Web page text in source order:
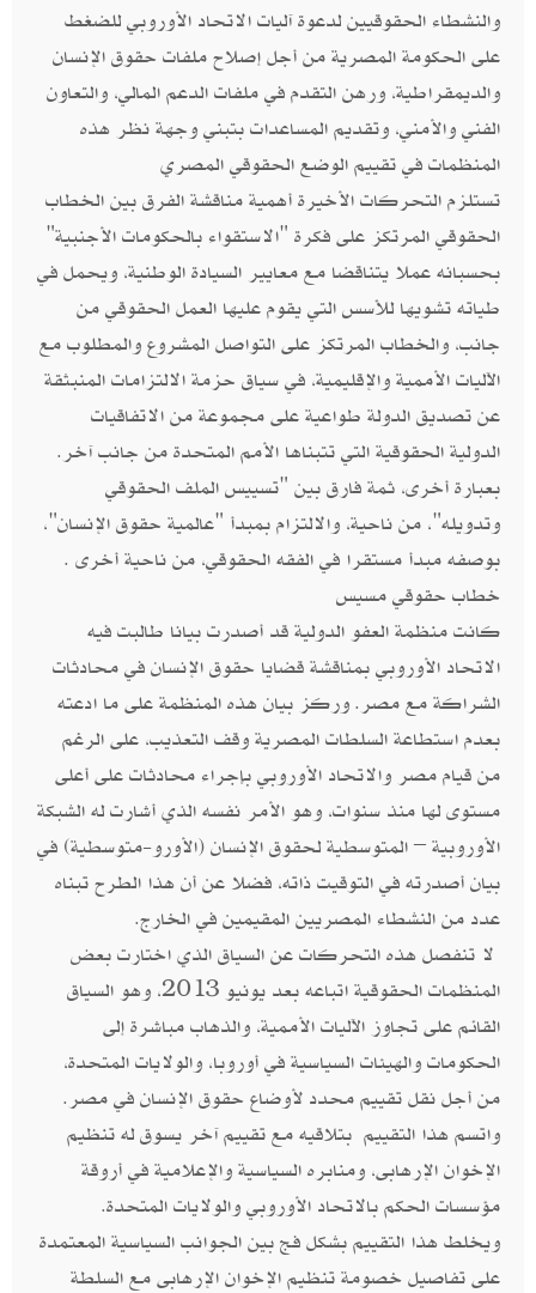
والنشطاء الحقوقيين لدعوة آليات الاتحاد الأوروبي للضغط
على الحكومة المصرية من أجل إصلاح ملفات حقوق الإنسان
والديمقراطية، ورهن التقدم في ملفات الدعم المالي، والتعاون
الفني والأمني، وتقديم المساعدات بتبني وجهة نظر هذه
المنظمات في تقييم الوضع الحقوقي المصري
تستلزم التحركات الأخيرة أهمية مناقشة الفرق بين الخطاب
الحقوقي المرتكز على فكرة "الاستقواء بالحكومات الأجنبية"
بحسبانه عملا يتناقضا مع معايير السيادة الوطنية، ويحمل في
طياته تشويها للأسس التي يقوم عليها العمل الحقوقي من
جانب، والخطاب المرتكز على التواصل المشروع والمطلوب مع
الآليات الأممية والإقليمية، في سياق حزمة الالتزامات المنبثقة
عن تصديق الدولة طواعية على مجموعة من الاتفاقيات
الدولية الحقوقية التي تتبناها الأمم المتحدة من جانب آخر.
بعبارة أخرى، ثمة فارق بين "تسييس الملف الحقوقي
وتدويله"، من ناحية، والالتزام بمبدأ "عالمية حقوق الإنسان"،
بوصفه مبدأ مستقرا في الفقه الحقوقي، من ناحية أخرى .
خطاب حقوقي مسيس
كانت منظمة العفو الدولية قد أصدرت بيانا طالبت فيه
الاتحاد الأوروبي بمناقشة قضايا حقوق الإنسان في محادثات
الشراكة مع مصر. وركز بيان هذه المنظمة على ما ادعته
بعدم استطاعة السلطات المصرية وقف التعذيب، على الرغم
من قيام مصر والاتحاد الأوروبي بإجراء محادثات على أعلى
مستوى لها منذ سنوات، وهو الأمر نفسه الذي أشارت له الشبكة
الأوروبية – المتوسطية لحقوق الإنسان (الأورو-متوسطية) في
بيان أصدرته في التوقيت ذاته، فضلا عن أن هذا الطرح تبناه
عدد من النشطاء المصريين المقيمين في الخارج.
لا تنفصل هذه التحركات عن السياق الذي اختارت بعض
المنظمات الحقوقية اتباعه بعد يونيو 2013، وهو السياق
القائم على تجاوز الآليات الأممية، والذهاب مباشرة إلى
الحكومات والهيئات السياسية في أوروبا، والولايات المتحدة،
من أجل نقل تقييم محدد لأوضاع حقوق الإنسان في مصر.
واتسم هذا التقييم بتلاقيه مع تقييم آخر يسوق له تنظيم
الإخوان الإرهابى، ومنابره السياسية والإعلامية في أروقة
مؤسسات الحكم بالاتحاد الأوروبي والولايات المتحدة.
ويخلط هذا التقييم بشكل فج بين الجوانب السياسية المعتمدة
على تفاصيل خصومة تنظيم الإخوان الإرهابى مع السلطة